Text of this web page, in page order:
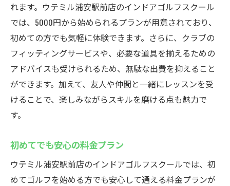
れます。ウテミル浦安駅前店のインドアゴルフスクール
では、5000円から始められるプランが用意されており、
初めての方でも気軽に体験できます。さらに、クラブの
フィッティングサービスや、必要な道具を揃えるための
アドバイスも受けられるため、無駄な出費を抑えること
ができます。加えて、友人や仲間と一緒にレッスンを受
けることで、楽しみながらスキルを磨ける点も魅力で
す。
初めてでも安心の料金プラン
ウテミル浦安駅前店のインドアゴルフスクールでは、初
めてゴルフを始める方でも安心して通える料金プランが